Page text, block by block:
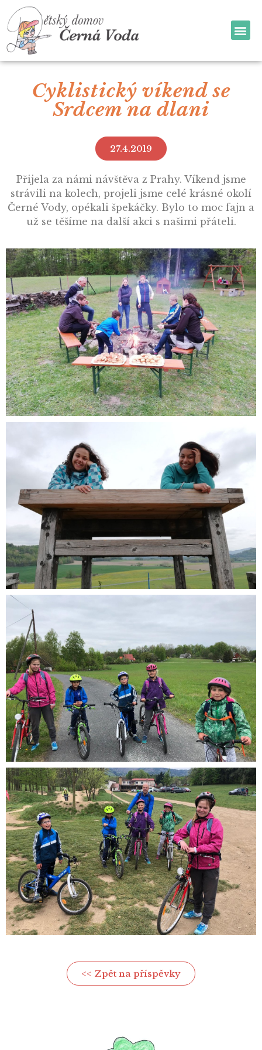
Cyklistický víkend se
Srdcem na dlani
27.4.2019
Přijela za námi návštěva z Prahy. Víkend jsme
strávili na kolech, projeli jsme celé krásné okolí
Černé Vody, opékali špekáčky. Bylo to moc fajn a
už se těšíme na další akci s našimi přáteli.
<< Zpět na příspěvky